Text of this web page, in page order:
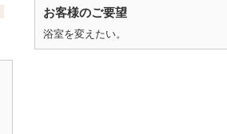
お客様のご要望
浴室を変えたい。